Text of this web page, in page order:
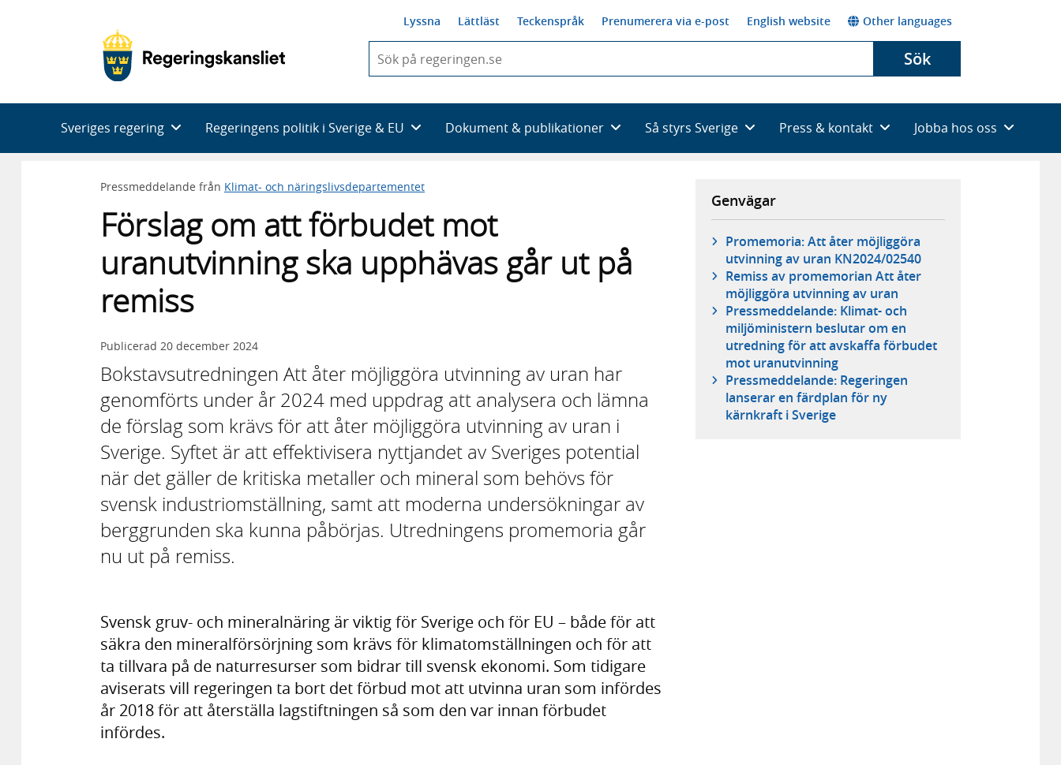
Lyssna Lättläst Teckenspråk Prenumerera via e-post English website Other languages
du
skriva
framträder
en
med
Sök
Sveriges regering Regeringens politik i Sverige & EU Dokument & publikationer Så styrs Sverige Press & kontakt Jobba hos oss
Pressmeddelande från Klimat- och näringslivsdepartementet
Förslag om att förbudet mot
uranutvinning ska upphävas går ut på
remiss
Publicerad 20 december 2024
Bokstavsutredningen Att åter möjliggöra utvinning av uran har
genomförts under år 2024 med uppdrag att analysera och lämna
de förslag som krävs för att åter möjliggöra utvinning av uran i
Sverige. Syftet är att effektivisera nyttjandet av Sveriges potential
när det gäller de kritiska metaller och mineral som behövs för
svensk industriomställning, samt att moderna undersökningar av
berggrunden ska kunna påbörjas. Utredningens promemoria går
nu ut på remiss.
Svensk gruv- och mineralnäring är viktig för Sverige och för EU – både för att
säkra den mineralförsörjning som krävs för klimatomställningen och för att
ta tillvara på de naturresurser som bidrar till svensk ekonomi. Som tidigare
aviserats vill regeringen ta bort det förbud mot att utvinna uran som infördes
år 2018 för att återställa lagstiftningen så som den var innan förbudet
infördes.
Genvägar
Promemoria: Att åter möjliggöra
utvinning av uran KN2024/02540
Remiss av promemorian Att åter
möjliggöra utvinning av uran
Pressmeddelande: Klimat- och
miljöministern beslutar om en
utredning för att avskaffa förbudet
mot uranutvinning
Pressmeddelande: Regeringen
lanserar en färdplan för ny
kärnkraft i Sverige